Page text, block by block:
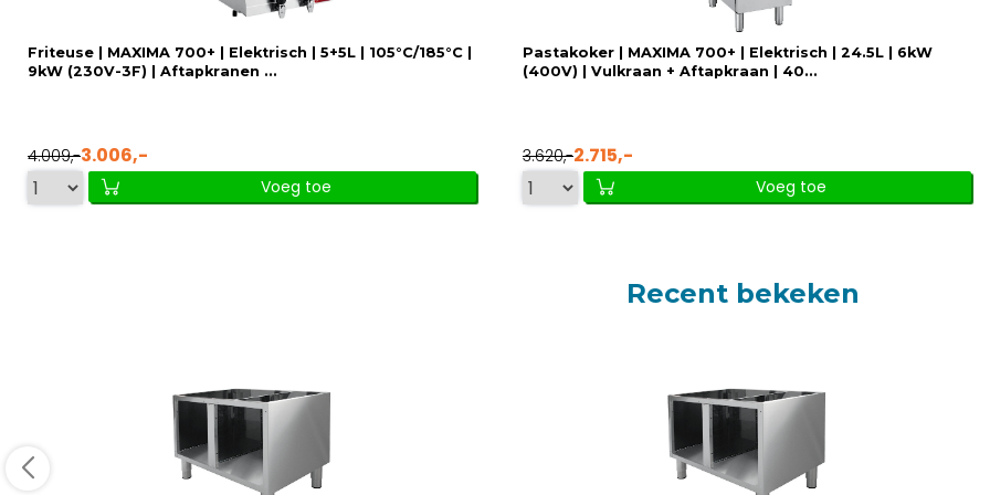
Friteuse | MAXIMA 700+ | Elektrisch | 5+5L | 105°C/185°C |
9kW (230V-3F) | Aftapkranen ...
4.009,-3.006,-
Voeg toe
Pastakoker | MAXIMA 700+ | Elektrisch | 24.5L | 6kW
(400V) | Vulkraan + Aftapkraan | 40...
3.620,-2.715,-
Voeg toe
Recent bekeken